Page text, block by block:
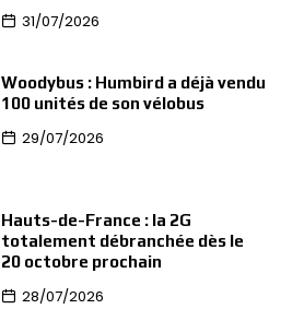
31/07/2026
Woodybus : Humbird a déjà vendu
100 unités de son vélobus
29/07/2026
Hauts-de-France : la 2G
totalement débranchée dès le
20 octobre prochain
28/07/2026